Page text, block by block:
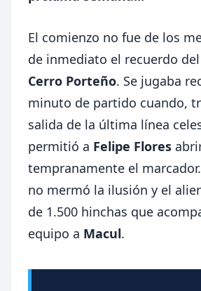
El comienzo no fue de los
de inmediato el recuerdo
Cerro Porteño. Se jugaba
minuto de partido cuando,
salida de la última línea
permitió a Felipe Flores
tempranamente el
no mermó la ilusión y el
de 1.500 hinchas que
equipo a Macul.